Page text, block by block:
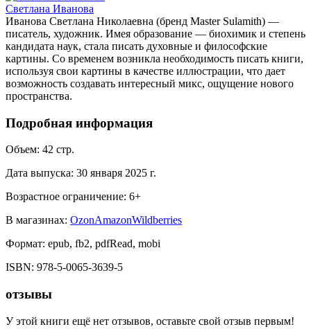
Светлана Иванова
Иванова Светлана Николаевна (бренд Master Sulamith) —
писатель, художник. Имея образование — биохимик и степень
кандидата наук, стала писать духовные и философские
картины. Со временем возникла необходимость писать книги,
используя свои картины в качестве иллюстрации, что дает
возможность создавать интересный микс, ощущение нового
пространства.
Подробная информация
Объем: 42 стр.
Дата выпуска: 30 января 2025 г.
Возрастное ограничение: 6+
В магазинах: OzonAmazonWildberries
Формат: epub, fb2, pdfRead, mobi
ISBN: 978-5-0065-3639-5
отзывы
У этой книги ещё нет отзывов, оставьте свой отзыв первым!